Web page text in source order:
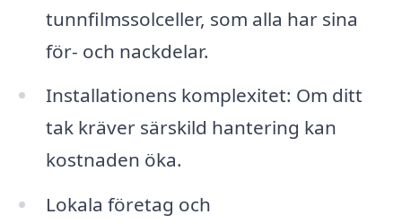
tunnfilmssolceller, som alla har sina
för- och nackdelar.
Installationens komplexitet: Om ditt
tak kräver särskild hantering kan
kostnaden öka.
Lokala företag och